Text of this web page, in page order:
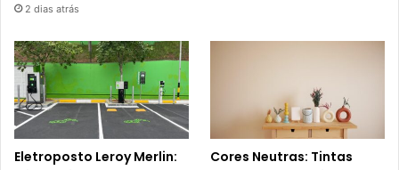
2 dias atrás
Eletroposto Leroy Merlin:
Cores Neutras: Tintas